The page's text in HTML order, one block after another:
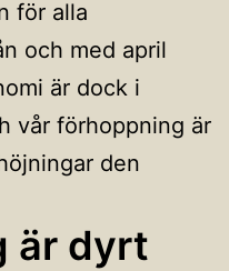
för alla
och med april
är dock i
vår förhoppning är
den
är dyrt